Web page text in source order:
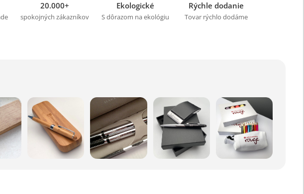
20.000+
spokojných zákazníkov
Ekologické
S dôrazom na ekológiu
Rýchle dodanie
Tovar rýchlo dodáme